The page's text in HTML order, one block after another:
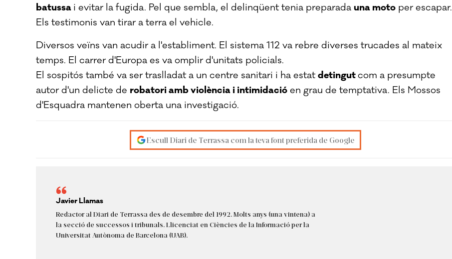
batussa i evitar la fugida. Pel que sembla, el delinqüent tenia preparada una moto per escapar.
Els testimonis van tirar a terra el vehicle.
Diversos veïns van acudir a l'establiment. El sistema 112 va rebre diverses trucades al mateix
temps. El carrer d'Europa es va omplir d'unitats policials.
El sospitós també va ser traslladat a un centre sanitari i ha estatdetingutcom a presumpte
autor d'un delicte de robatori amb violència i intimidació en grau de temptativa. Els Mossos
d'Esquadra mantenen oberta una investigació.
Escull Diari de Terrassa com la teva font preferida de Google
Javier Llamas
Redactor al Diari de Terrassa des de desembre del 1992. Molts anys (una vintena) a
la secció de successos i tribunals. Llicenciat en Ciències de la Informació per la
Universitat Autònoma de Barcelona (UAB).